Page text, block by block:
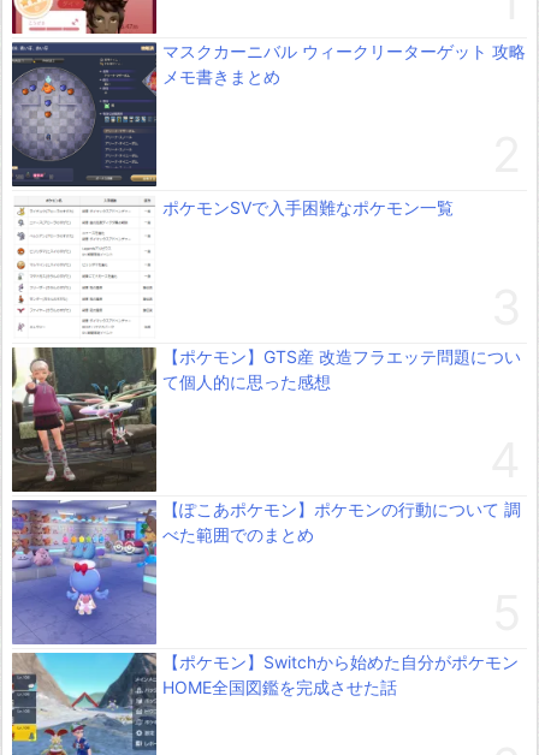
マスクカーニバル ウィークリーターゲット 攻略
メモ書きまとめ
ポケモンSVで入手困難なポケモン一覧
【ポケモン】GTS産 改造フラエッテ問題につい
て個人的に思った感想
【ぽこあポケモン】ポケモンの行動について 調
べた範囲でのまとめ
【ポケモン】Switchから始めた自分がポケモン
HOME全国図鑑を完成させた話